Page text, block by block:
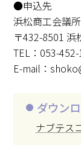
●申込先
浜松商工会議
〒432-8501 浜
TEL：053-
E-mail：
ダウン
ナブテス